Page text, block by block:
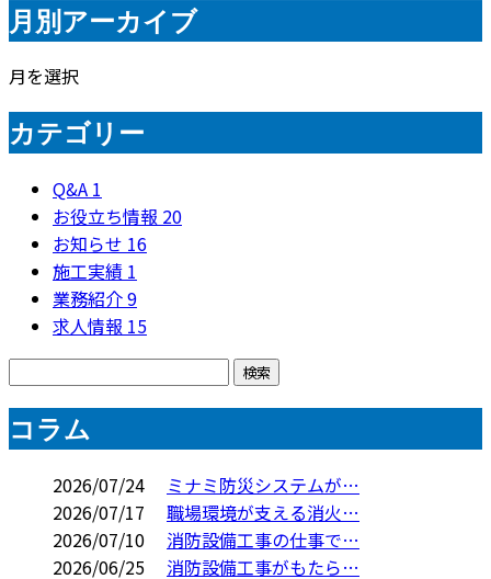
月別アーカイブ
月を選択
カテゴリー
Q&A 1
お役立ち情報 20
お知らせ 16
施工実績 1
業務紹介9
求人情報 15
コラム
2026/07/24
ミナミ防災システムが…
2026/07/17
職場環境が支える消火…
2026/07/10
消防設備工事の仕事で…
2026/06/25
消防設備工事がもたら…